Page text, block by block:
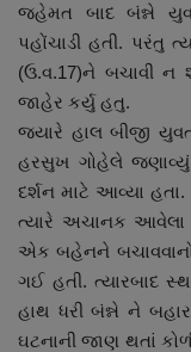
સ્વાસ્થ્ય
જહેમત બાદ બંન્ને
પહોંચાડી હતી. પરંતુ
(ઉ.વ.17)ને બચાવી ન
જાહેર કર્યુ હતુ.
જયારે હાલ બીજી
હરસુખ ગોહેલે જણાવ્યું
દર્શન માટે આવ્યા હતા.
ત્યારે અચાનક આવેલા
એક બહેનને બચાવવાનો
ગઈ હતી. ત્યારબાદ
હાથ ધરી બંન્ને ને
ઘટનાની જાણ થતાં